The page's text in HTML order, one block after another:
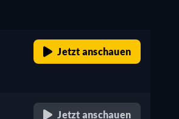
Jetzt anschauen
Jetzt anschauen